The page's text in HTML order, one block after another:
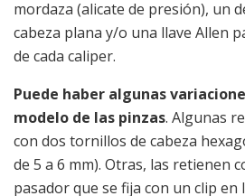
mordaza (alicate de presión), un
cabeza plana y/o una llave Allen
de cada caliper.
Puede haber algunas
modelo de las pinzas. Algunas
con dos tornillos de cabeza
de 5 a 6 mm). Otras, las retienen
pasador que se fija con un clip en